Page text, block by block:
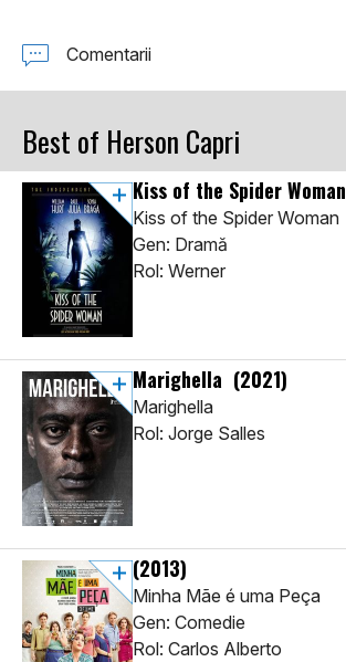
Comentarii
Best of Herson Capri
Kiss of the Spider Woman
Kiss of the Spider Woman
Gen: Dramă
Rol: Werner
Marighella (2021)
Marighella
Rol: Jorge Salles
(2013)
Minha Mãe é uma Peça
Gen: Comedie
Rol: Carlos Alberto